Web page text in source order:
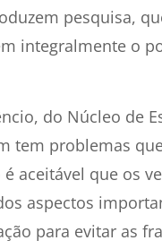
pesquisa,
integralmente o
do Núcleo de
tem problemas
aceitável que os
aspectos
para evitar as